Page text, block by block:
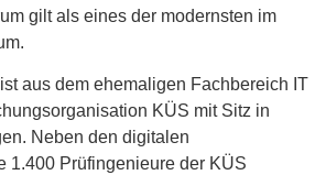
gilt als eines der modernsten im
aus dem ehemaligen Fachbereich IT
KÜS mit Sitz in
Neben den digitalen
1.400 Prüfingenieure der KÜS